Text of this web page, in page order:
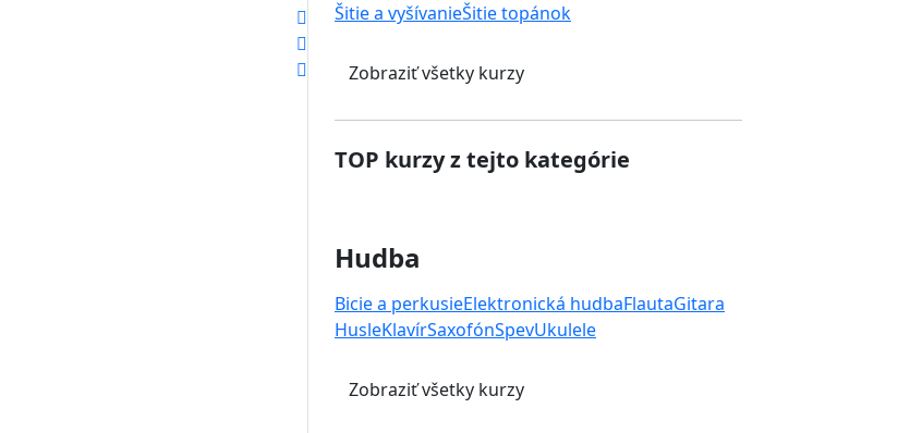
Šitie a vyšívanieŠitie topánok
Zobraziť všetky kurzy
TOP kurzy z tejto kategórie
Hudba
Bicie a perkusieElektronická hudbaFlautaGitara
HusleKlavírSaxofónSpevUkulele
Zobraziť všetky kurzy